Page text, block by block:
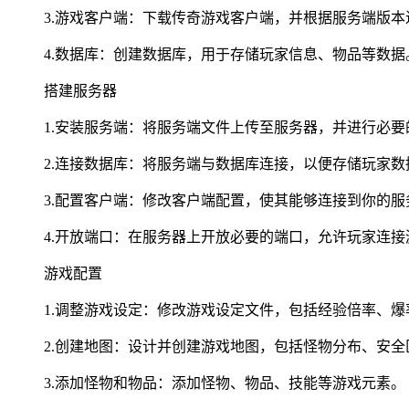
3.游戏客户端：下载传奇游戏客户端，并根据服务端版
4.数据库：创建数据库，用于存储玩家信息、物品等数据
搭建服务器
1.安装服务端：将服务端文件上传至服务器，并进行必
2.连接数据库：将服务端与数据库连接，以便存储玩家数
3.配置客户端：修改客户端配置，使其能够连接到你的服
4.开放端口：在服务器上开放必要的端口，允许玩家连接
游戏配置
1.调整游戏设定：修改游戏设定文件，包括经验倍率、
2.创建地图：设计并创建游戏地图，包括怪物分布、安全
3.添加怪物和物品：添加怪物、物品、技能等游戏元素。